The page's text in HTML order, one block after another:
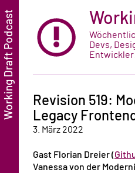
Devs,
Revision 519:
Legacy
3. März 2022
Gast Florian Dreier(
Vanessa von der